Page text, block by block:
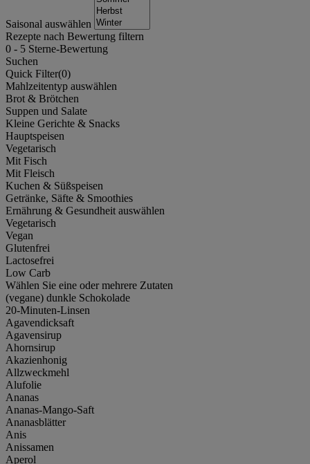
Saisonal auswählen
Rezepte nach Bewertung filtern
0 - 5 Sterne-Bewertung
Suchen
Quick Filter(0)
Mahlzeitentyp auswählen
Brot & Brötchen
Suppen und Salate
Kleine Gerichte & Snacks
Hauptspeisen
Vegetarisch
Mit Fisch
Mit Fleisch
Kuchen & Süßspeisen
Getränke, Säfte & Smoothies
Ernährung & Gesundheit auswählen
Vegetarisch
Vegan
Glutenfrei
Lactosefrei
Low Carb
Wählen Sie eine oder mehrere Zutaten
(vegane) dunkle Schokolade
20-Minuten-Linsen
Agavendicksaft
Agavensirup
Ahornsirup
Akazienhonig
Allzweckmehl
Alufolie
Ananas
Ananas-Mango-Saft
Ananasblätter
Anis
Anissamen
Aperol